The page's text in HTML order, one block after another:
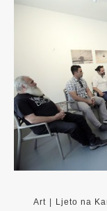
Art Ljeto na